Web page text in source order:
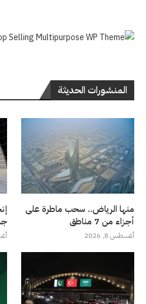
المنشورات الحديثة
منها الرياض.. سحب ماطرة على
أجزاء من 7 مناطق
أغسطس 8, 2026